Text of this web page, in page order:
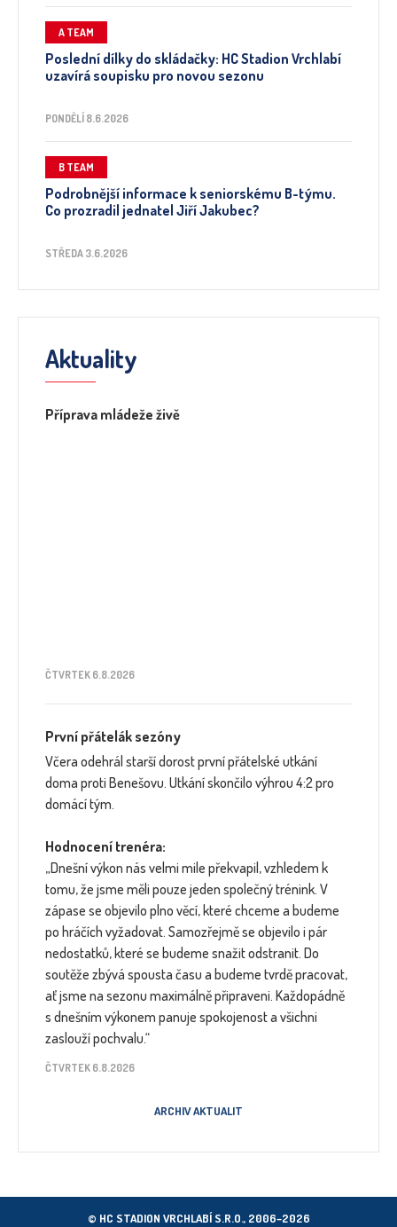
A TEAM
Poslední dílky do skládačky: HC Stadion Vrchlabí
uzavírá soupisku pro novou sezonu
PONDĚLÍ 8.6.2026
B TEAM
Podrobnější informace k seniorskému B-týmu.
Co prozradil jednatel Jiří Jakubec?
STŘEDA 3.6.2026
Aktuality
Příprava mládeže živě
ČTVRTEK 6.8.2026
První přátelák sezóny
Včera odehrál starší dorost první přátelské utkání
doma proti Benešovu. Utkání skončilo výhrou 4:2 pro
domácí tým.
Hodnocení trenéra:
„Dnešní výkon nás velmi mile překvapil, vzhledem k
tomu, že jsme měli pouze jeden společný trénink. V
zápase se objevilo plno věcí, které chceme a budeme
po hráčích vyžadovat. Samozřejmě se objevilo i pár
nedostatků, které se budeme snažit odstranit. Do
soutěže zbývá spousta času a budeme tvrdě pracovat,
ať jsme na sezonu maximálně připraveni. Každopádně
s dnešním výkonem panuje spokojenost a všichni
zaslouží pochvalu.“
ČTVRTEK 6.8.2026
ARCHIV AKTUALIT
© HC STADION VRCHLABÍ S.R.O., 2006–2026